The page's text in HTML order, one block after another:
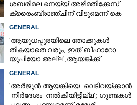
ശബരിമല നെയ്യ് അഴിമതിക്കേസ്
ക്രൈംബ്രാഞ്ചിന് വിടുമെന്ന് കെ
GENERAL
'ആയുധപ്പുരയിലെ തോക്കുകൾ
തികയാതെ വരും, ഇത് ബീഹാറോ
യുപിയോ അല്ല';ആയങ്കിക്ക്
GENERAL
'അർജുൻ ആയങ്കിയെ വെടിവയ്ക്കാൻ
നിർദേശം നൽകിയിട്ടില്ല'; ഗുണ്ടകൾ